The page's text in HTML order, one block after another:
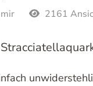
2161